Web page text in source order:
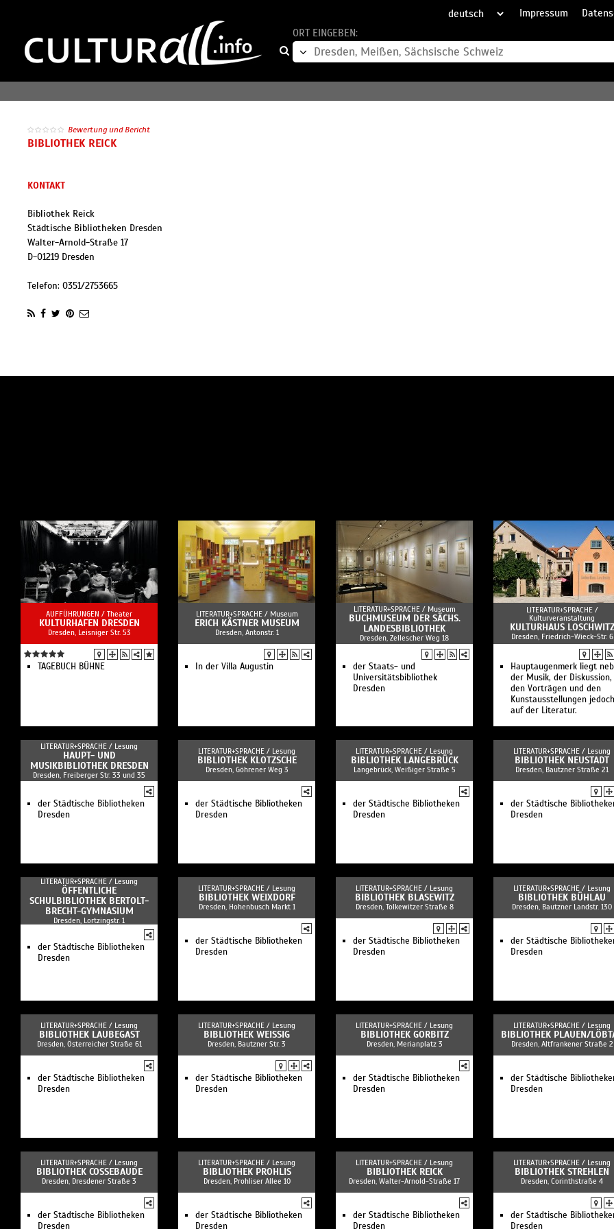
Impressum
ORT EINGEBEN:
Bewertung und Bericht
BIBLIOTHEK REICK
KONTAKT
Bibliothek Reick
Städtische Bibliotheken Dresden
Walter-Arnold-Straße 17
D-01219 Dresden
Telefon: 0351/2753665
AUFFÜHRUNGEN / Theater
KULTURHAFEN DRESDEN
Dresden, Leisniger Str. 53
TAGEBUCH BÜHNE
LITERATUR+SPRACHE / Museum
ERICH KÄSTNER MUSEUM
Dresden, Antonstr. 1
In der Villa Augustin
LITERATUR+SPRACHE / Museum
BUCHMUSEUM DER SÄCHS.
LANDESBIBLIOTHEK
Dresden, Zellescher Weg 18
der Staats- und
Universitätsbibliothek
Dresden
LITERATUR+SPRACHE /
Kulturveranstaltung
KULTURHAUS LOSCHWITZ
Dresden, Friedrich-Wieck-Str. 6
Hauptaugenmerk liegt
der Musik, der Diskussion,
den Vorträgen und den
Kunstausstellungen jedoch
auf der Literatur.
LITERATUR+SPRACHE / Lesung
HAUPT- UND
MUSIKBIBLIOTHEK DRESDEN
Dresden, Freiberger Str. 33 und 35
der Städtische Bibliotheken
Dresden
LITERATUR+SPRACHE / Lesung
BIBLIOTHEK KLOTZSCHE
Dresden, Göhrener Weg 3
der Städtische Bibliotheken
Dresden
LITERATUR+SPRACHE / Lesung
BIBLIOTHEK LANGEBRÜCK
Langebrück, Weißiger Straße 5
der Städtische Bibliotheken
Dresden
LITERATUR+SPRACHE / Lesung
BIBLIOTHEK NEUSTADT
Dresden, Bautzner Straße 21
der Städtische
Dresden
LITERATUR+SPRACHE / Lesung
ÖFFENTLICHE
SCHULBIBLIOTHEK BERTOLT-
BRECHT-GYMNASIUM
Dresden, Lortzingstr. 1
der Städtische Bibliotheken
Dresden
LITERATUR+SPRACHE / Lesung
BIBLIOTHEK WEIXDORF
Dresden, Hohenbusch Markt 1
der Städtische Bibliotheken
Dresden
LITERATUR+SPRACHE / Lesung
BIBLIOTHEK BLASEWITZ
Dresden, Tolkewitzer Straße 8
der Städtische Bibliotheken
Dresden
LITERATUR+SPRACHE / Lesung
BIBLIOTHEK BÜHLAU
Dresden, Bautzner Landstr. 130
der Städtische
Dresden
LITERATUR+SPRACHE / Lesung
BIBLIOTHEK LAUBEGAST
Dresden, Österreicher Straße 61
der Städtische Bibliotheken
Dresden
LITERATUR+SPRACHE / Lesung
BIBLIOTHEK WEISSIG
Dresden, Bautzner Str. 3
der Städtische Bibliotheken
Dresden
LITERATUR+SPRACHE / Lesung
BIBLIOTHEK GORBITZ
Dresden, Merianplatz 3
der Städtische Bibliotheken
Dresden
LITERATUR+SPRACHE / Lesung
BIBLIOTHEK PLAUEN/
Dresden, Altfrankener Straße 2
der Städtische
Dresden
LITERATUR+SPRACHE / Lesung
BIBLIOTHEK COSSEBAUDE
Dresden, Dresdener Straße 3
der Städtische Bibliotheken
Dresden
LITERATUR+SPRACHE / Lesung
BIBLIOTHEK PROHLIS
Dresden, Prohliser Allee 10
der Städtische Bibliotheken
Dresden
LITERATUR+SPRACHE / Lesung
BIBLIOTHEK REICK
Dresden, Walter-Arnold-Straße 17
der Städtische Bibliotheken
Dresden
LITERATUR+SPRACHE / Lesung
BIBLIOTHEK STREHLEN
Dresden, Corinthstraße 4
der Städtische
Dresden